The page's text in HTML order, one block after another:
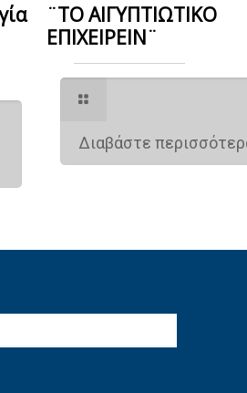
¨ΤΟ ΑΙΓΥΠΤΙΩΤΙΚΟ
ΕΠΙΧΕΙΡΕΙΝ¨
Διαβάστε